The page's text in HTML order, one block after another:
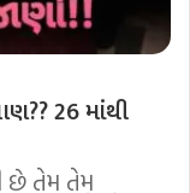
26 માંથી
છે તેમ તેમ